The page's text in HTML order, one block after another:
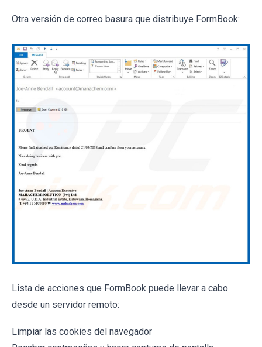
Otra versión de correo basura que distribuye FormBook:
Lista de acciones que FormBook puede llevar a cabo
desde un servidor remoto:
Limpiar las cookies del navegador